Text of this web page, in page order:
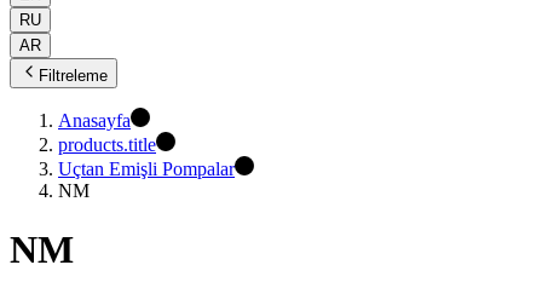
RU
AR
Filtreleme
Anasayfa
products.title
Uçtan Emişli Pompalar
NM
NM